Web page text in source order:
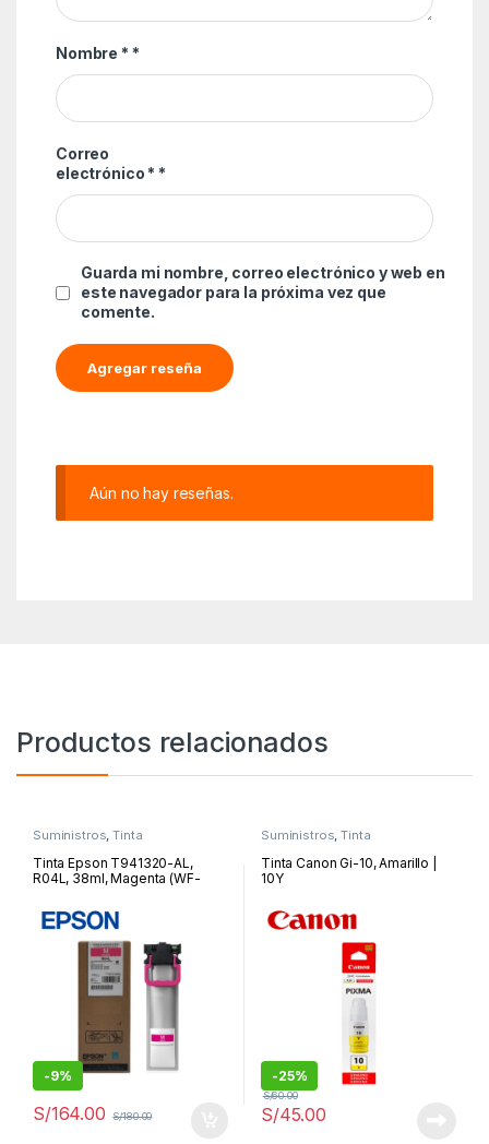
Nombre * *
Correo
electrónico * *
Guarda mi nombre, correo electrónico y web en
este navegador para la próxima vez que
comente.
Aún no hay reseñas.
Productos relacionados
Suministros,Tinta
Tinta Epson T941320-AL,
R04L, 38ml, Magenta (WF-
C5710/WF-C5790), 5000
Páginas | T941320-AL
-9%
S/164.00 S/180.00
Suministros,Tinta
Tinta Canon Gi-10, Amarillo |
10Y
-25%
S/45.00
S/60.00